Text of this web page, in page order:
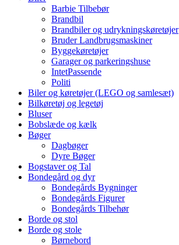
Barbie Tilbebør
Brandbil
Brandbiler og udrykningskøretøjer
Bruder Landbrugsmaskiner
Byggekøretøjer
Garager og parkeringshuse
IntetPassende
Politi
Biler og køretøjer (LEGO og samlesæt)
Bilkøretøj og legetøj
Bluser
Bobslæde og kælk
Bøger
Dagbøger
Dyre Bøger
Bogstaver og Tal
Bondegård og dyr
Bondegårds Bygninger
Bondegårds Figurer
Bondegårds Tilbehør
Borde og stol
Borde og stole
Børnebord